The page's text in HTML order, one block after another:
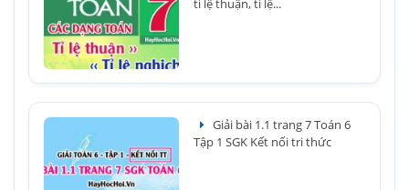
tỉ lệ thuận, tỉ lệ...
Giải bài 1.1 trang 7 Toán 6
Tập 1 SGK Kết nối tri thức